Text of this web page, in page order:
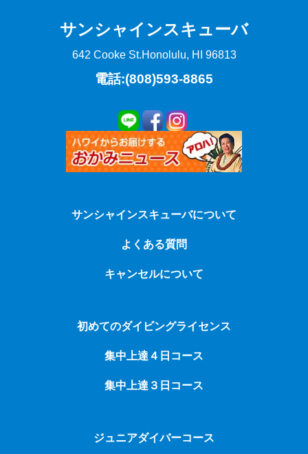
サンシャインスキューバ
642 Cooke St.Honolulu, HI 96813
電話:(808)593-8865
サンシャインスキューバについて
よくある質問
キャンセルについて
初めてのダイビングライセンス
集中上達４日コース
集中上達３日コース
ジュニアダイバーコース